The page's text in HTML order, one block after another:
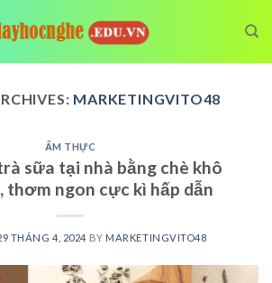
MARKETINGVITO48
ẨM THỰC
sữa tại nhà bằng chè khô
ngon cực kì hấp dẫn
THÁNG 4, 2024 BY MARKETINGVITO48